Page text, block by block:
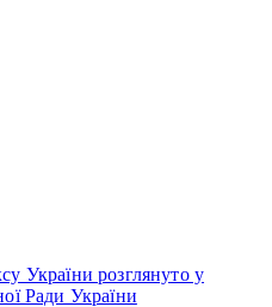
України розглянуто у
Ради України